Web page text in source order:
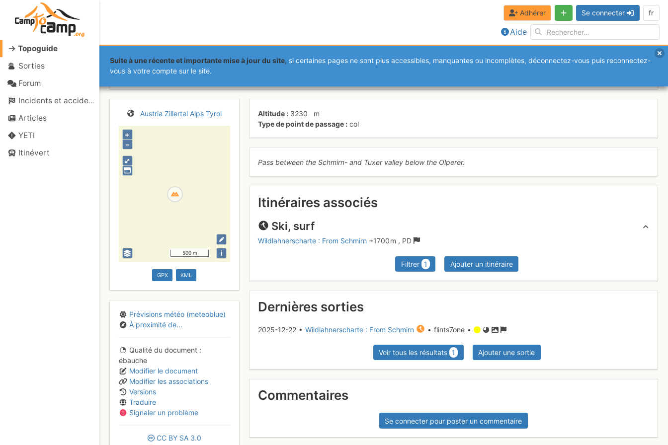
Topoguide
Sorties
Forum
Incidents et accidents
Articles
YETI
Itinévert
Aide
Adhérer Se connecter fr
Suite à une récente et importante mise à jour du site, si certaines pages ne sont plus accessibles, manquantes ou incomplètes, déconnectez-vous puis reconnectez-
vous à votre compte sur le site.
Wildlahnerscharte
Austria Zillertal Alps Tyrol
⤢
+
–
500 m i
GPX KML
Prévisions météo (meteoblue)
À proximité de...
Qualité du document
ébauche
Modifier le document
Modifier les associations
Versions
Traduire
Signaler un problème
CC BY SA 3.0
Altitude 3230
m
Type de point de passage
col
Pass between the Schmirn- and Tuxer valley below the Olperer.
Itinéraires associés
Ski, surf
Wildlahnerscharte : From Schmirn +1700 m , PD
Filtrer 1 Ajouter un itinéraire
Dernières sorties
2025-12-22 •Wildlahnerscharte : From Schmirn • flints7one •
Voir tous les résultats 1 Ajouter une sortie
Commentaires
Se connecter pour poster un commentaire